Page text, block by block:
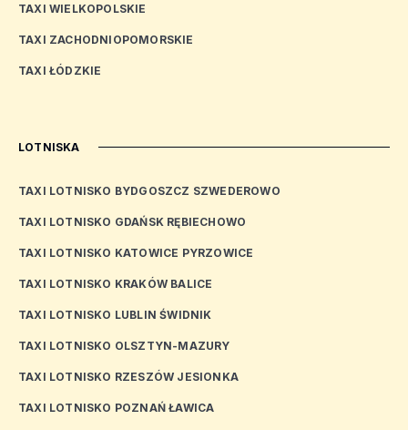
TAXI WIELKOPOLSKIE
TAXI ZACHODNIOPOMORSKIE
TAXI ŁÓDZKIE
LOTNISKA
TAXI LOTNISKO BYDGOSZCZ SZWEDEROWO
TAXI LOTNISKO GDAŃSK RĘBIECHOWO
TAXI LOTNISKO KATOWICE PYRZOWICE
TAXI LOTNISKO KRAKÓW BALICE
TAXI LOTNISKO LUBLIN ŚWIDNIK
TAXI LOTNISKO OLSZTYN-MAZURY
TAXI LOTNISKO RZESZÓW JESIONKA
TAXI LOTNISKO POZNAŃ ŁAWICA